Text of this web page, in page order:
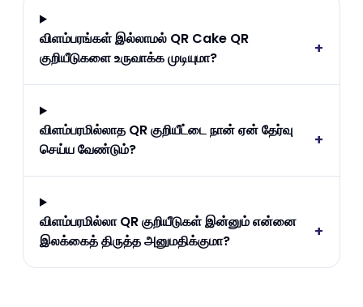
விளம்பரங்கள் இல்லாமல் QR Cake QR
குறியீடுகளை உருவாக்க முடியுமா?
+
விளம்பரமில்லாத QR குறியீட்டை நான் ஏன் தேர்வு
செய்ய வேண்டும்?
+
விளம்பரமில்லா QR குறியீடுகள் இன்னும் என்னை
இலக்கைத் திருத்த அனுமதிக்குமா?
+